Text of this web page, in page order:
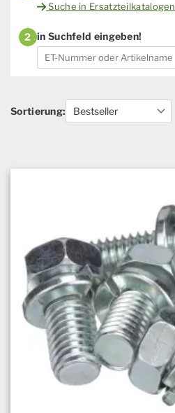
Suche in Ersatzteilkatalogen
2 in Suchfeld eingeben!
Sortierung: